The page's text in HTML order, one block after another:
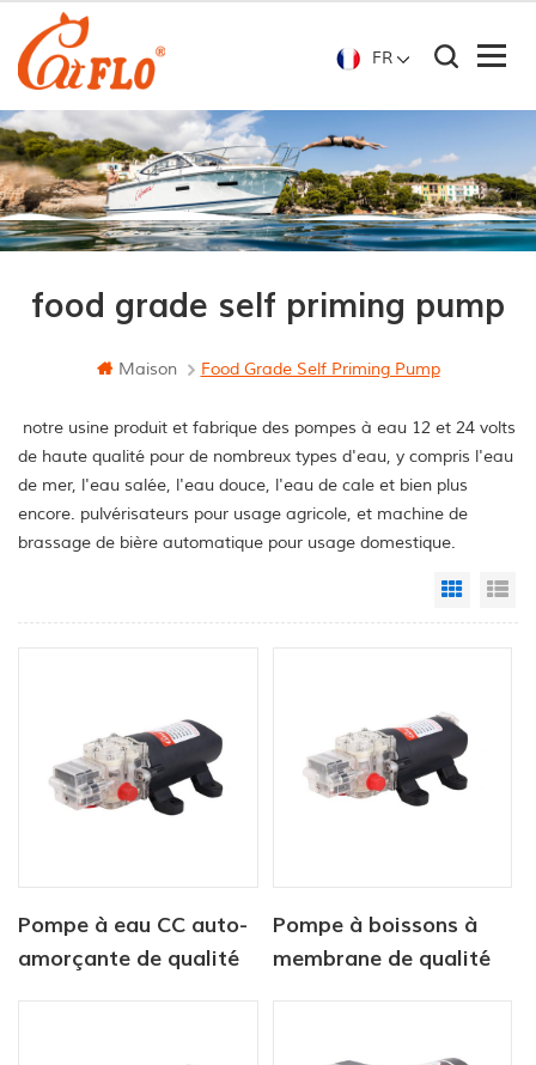
FR
food grade self priming pump
Maison Food Grade Self Priming Pump
notre usine produit et fabrique des pompes à eau 12 et 24 volts
de haute qualité pour de nombreux types d'eau, y compris l'eau
de mer, l'eau salée, l'eau douce, l'eau de cale et bien plus
encore. pulvérisateurs pour usage agricole, et machine de
brassage de bière automatique pour usage domestique.
Grid
Pompe à eau CC auto-
amorçante de qualité
Pompe à boissons à
membrane de qualité